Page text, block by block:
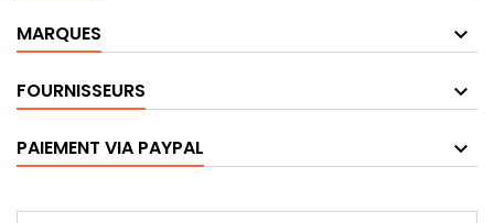
MARQUES
FOURNISSEURS
PAIEMENT VIA PAYPAL